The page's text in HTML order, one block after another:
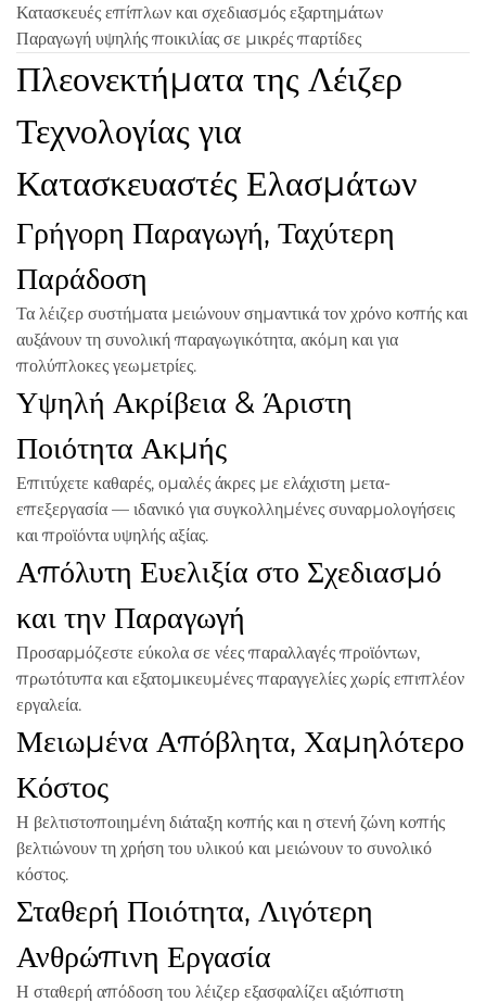
Κατασκευές επίπλων και σχεδιασμός εξαρτημάτων
Παραγωγή υψηλής ποικιλίας σε μικρές παρτίδες
Πλεονεκτήματα της Λέιζερ
Τεχνολογίας για
Κατασκευαστές Ελασμάτων
Γρήγορη Παραγωγή, Ταχύτερη
Παράδοση
Τα λέιζερ συστήματα μειώνουν σημαντικά τον χρόνο κοπής και
αυξάνουν τη συνολική παραγωγικότητα, ακόμη και για
πολύπλοκες γεωμετρίες.
Υψηλή Ακρίβεια & Άριστη
Ποιότητα Ακμής
Επιτύχετε καθαρές, ομαλές άκρες με ελάχιστη μετα-
επεξεργασία — ιδανικό για συγκολλημένες συναρμολογήσεις
και προϊόντα υψηλής αξίας.
Απόλυτη Ευελιξία στο Σχεδιασμό
και την Παραγωγή
Προσαρμόζεστε εύκολα σε νέες παραλλαγές προϊόντων,
πρωτότυπα και εξατομικευμένες παραγγελίες χωρίς επιπλέον
εργαλεία.
Μειωμένα Απόβλητα, Χαμηλότερο
Κόστος
Η βελτιστοποιημένη διάταξη κοπής και η στενή ζώνη κοπής
βελτιώνουν τη χρήση του υλικού και μειώνουν το συνολικό
κόστος.
Σταθερή Ποιότητα, Λιγότερη
Ανθρώπινη Εργασία
Η σταθερή απόδοση του λέιζερ εξασφαλίζει αξιόπιστη